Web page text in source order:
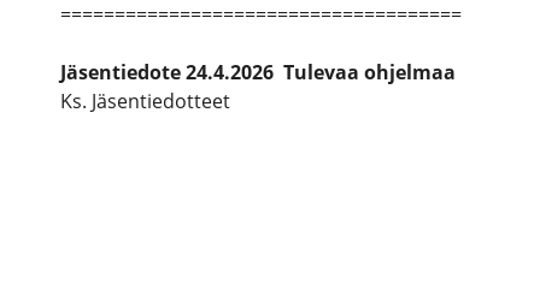
=====================================
Jäsentiedote 24.4.2026 Tulevaa ohjelmaa
Ks. Jäsentiedotteet